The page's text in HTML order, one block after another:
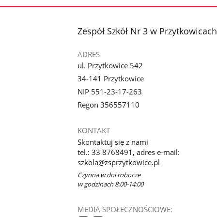
zdjęcie
galerii.
zdjęcie
galerii.
stopka
Zespół Szkół Nr 3 w Przytkowicach
ADRES
ul. Przytkowice 542
34-141 Przytkowice
NIP 551-23-17-263
Regon 356557110
KONTAKT
Skontaktuj się z nami
tel.: 33 8768491, adres e-mail:
szkola@zsprzytkowice.pl
Czynna w dni robocze
w godzinach 8:00-14:00
MEDIA SPOŁECZNOŚCIOWE: